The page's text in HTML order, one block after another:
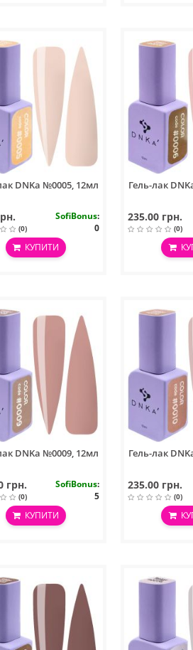
DNKa №0005, 12мл
(0)
SofiBonus:
0
КУПИТИ
Гель-лак
235.00 грн.
(0)
DNKa №0009, 12мл
грн.
(0)
SofiBonus:
5
КУПИТИ
Гель-лак
235.00 грн.
(0)